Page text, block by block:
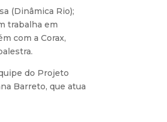
(Dinâmica Rio);
trabalha em
com a Corax,
do Projeto
Barreto, que atua